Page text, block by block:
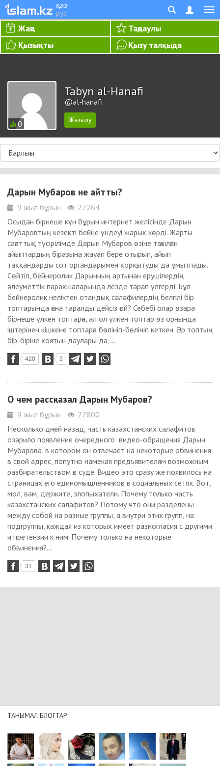
қаз
рус
Жаңа
Таңдаулы
Қызықты
Қызу талқыда
0
Tabyn al-Hanafi
@al-hanafi
Дарын Мубаров не айтты?
9 жыл бұрын
27264
Осыдан бірнеше күн бұрын интернет желісінде Дарын
Мубаровтың кезекті бейне үндеуі жарық көрді. Жарты
сағаттық түсірілімде Дарын Мубаров өзіне тағылған
айыптардың біразына жауап бере отырып, айып
таққандарды сот органдарымен қорқытуды да ұмытпады.
Сөйтіп, бейнеролик Дарынның артынан ерушілердің
әлеуметтік парақшаларында лезде тарап үлгерді. Бұл
бейнеролик неліктен отандық сәләфилердің белгілі бір
топтарында ғана таралды дейсіз ғой? Себебі олар өзара
бірнеше үлкен топтарға, ал ол үлкен топтар өз орнында
іштерінен кішкене топтарға бөлініп-бөлініп кеткен. Әр топтың
бір-біріне қоятын даулары да,...
420 5
О чем рассказал Дарын Мубаров?
9 жыл бұрын
27800
Несколько дней назад, часть казахстанских салафитов
озарило появление очередного видео-обращения Дарын
Мубарова, в котором он отвечает на некоторые обвинения
в свой адрес, попутно намекая предъявителям возможным
разбирательством в суде. Видео это сразу же появилось на
страницах его единомышленников в социальных сетях. Вот,
мол, вам, держите, злопыхатели. Почему только часть
казахстанских салафитов? Потому что они разделены
между собой на разные группы, а внутри этих групп, на
подгруппы, каждая из которых имеет разногласия с другими
и претензии к ним. Почему только на некоторые
обвинения?...
31
ТАНЫМАЛ БЛОГТАР